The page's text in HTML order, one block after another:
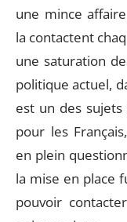
une mince
la contactent
une saturation
politique actuel,
est un des
pour les
en plein
la mise en place
pouvoir